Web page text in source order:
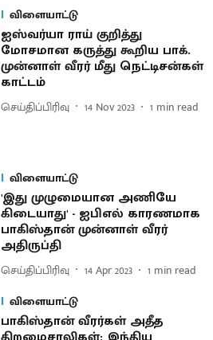
விளையாட்டு
ஐஸ்வர்யா ராய் குறித்து
மோசமான கருத்து கூறிய பாக்.
முன்னாள் வீரர் மீது நெட்டிசன்கள்
காட்டம்
செய்திப்பிரிவு 14 Nov 2023 1 min read
விளையாட்டு
'இது முழுமையான அணியே
கிடையாது' - ஐபிஎல் காரணமாக
பாகிஸ்தான் முன்னாள் வீரர்
அதிருப்தி
செய்திப்பிரிவு 14 Apr 2023 1 min read
விளையாட்டு
பாகிஸ்தான் வீரர்கள் அதீத